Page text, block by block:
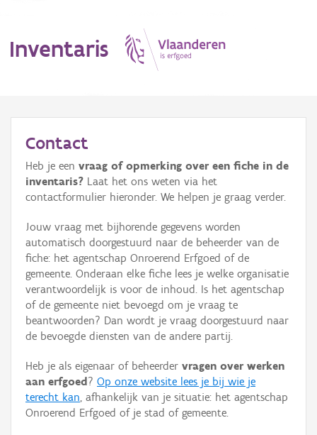
Inventaris
Erfgoedobject
Aanduidingsobject
Waarneming
Thema
Gebeurtenis
Persoon of collectief
Hergebruik
Aanmelden
Contact
Heb je een vraag of opmerking over een fiche in de
inventaris? Laat het ons weten via het
contactformulier hieronder. We helpen je graag verder.
Jouw vraag met bijhorende gegevens worden
automatisch doorgestuurd naar de beheerder van de
fiche: het agentschap Onroerend Erfgoed of de
gemeente. Onderaan elke fiche lees je welke organisatie
verantwoordelijk is voor de inhoud. Is het agentschap
of de gemeente niet bevoegd om je vraag te
beantwoorden? Dan wordt je vraag doorgestuurd naar
de bevoegde diensten van de andere partij.
Heb je als eigenaar of beheerder vragen over werken
aan erfgoed ? Op onze website lees je bij wie je
terecht kan, afhankelijk van je situatie: het agentschap
Onroerend Erfgoed of je stad of gemeente.